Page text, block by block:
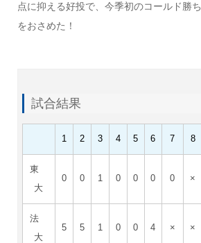
点に抑える好投で、今季初のコールド勝ち
をおさめた！
試合結果
1 2 3 4 5 6 7 8
東
大
0 0 1 0 0 0 0 ×
法
大
5 5 1 0 0 4 × ×